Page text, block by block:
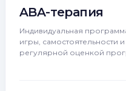
ABA-терапия
Индивидуальная
игры, самостоятельности
регулярной оценкой